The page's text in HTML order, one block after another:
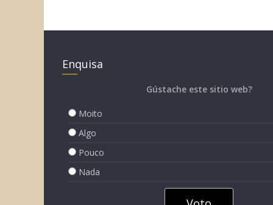
Enquisa
Gústache este sitio web?
Moito
Algo
Pouco
Nada